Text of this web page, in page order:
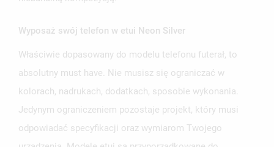
Wyposaż swój telefon w etui Neon Silver
Właściwie dopasowany do modelu telefonu futerał, to
absolutny must have. Nie musisz się ograniczać w
kolorach, nadrukach, dodatkach, sposobie wykonania.
Jedynym ograniczeniem pozostaje projekt, który musi
odpowiadać specyfikacji oraz wymiarom Twojego
MOJE LISTY ŻYCZEŃ
UTWÓRZ NOWĄ LISTĘ
UTWÓRZ LISTĘ ŻYCZEŃ
ZALOGUJ SIĘ
MUSISZ BYĆ ZALOGOWANY BY ZAPISAĆ PRODUKTY NA
SWOJEJ LIŚCIE ŻYCZEŃ.